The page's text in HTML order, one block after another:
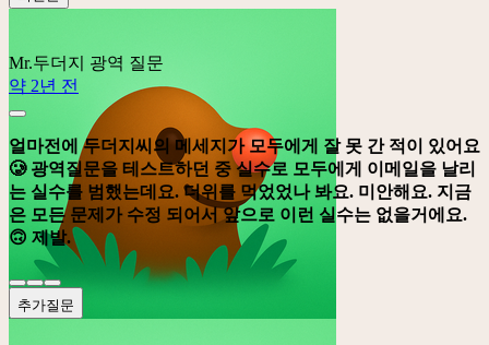
Mr.두더지
광역 질문
약 2년 전
얼마전에 두더지씨의 메세지가 모두에게 잘 못 간 적이 있어요
🥲 광역질문을 테스트하던 중 실수로 모두에게 이메일을 날리
는 실수를 범했는데요. 더위를 먹었었나 봐요. 미안해요. 지금
은 모든 문제가 수정 되어서 앞으로 이런 실수는 없을거에요.
🙃 제발.
추가질문